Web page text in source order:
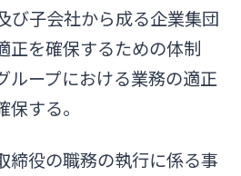
び子会社から成る企業集団
正を確保するための体制
ループにおける業務の適正
する。
締役の職務の執行に係る事